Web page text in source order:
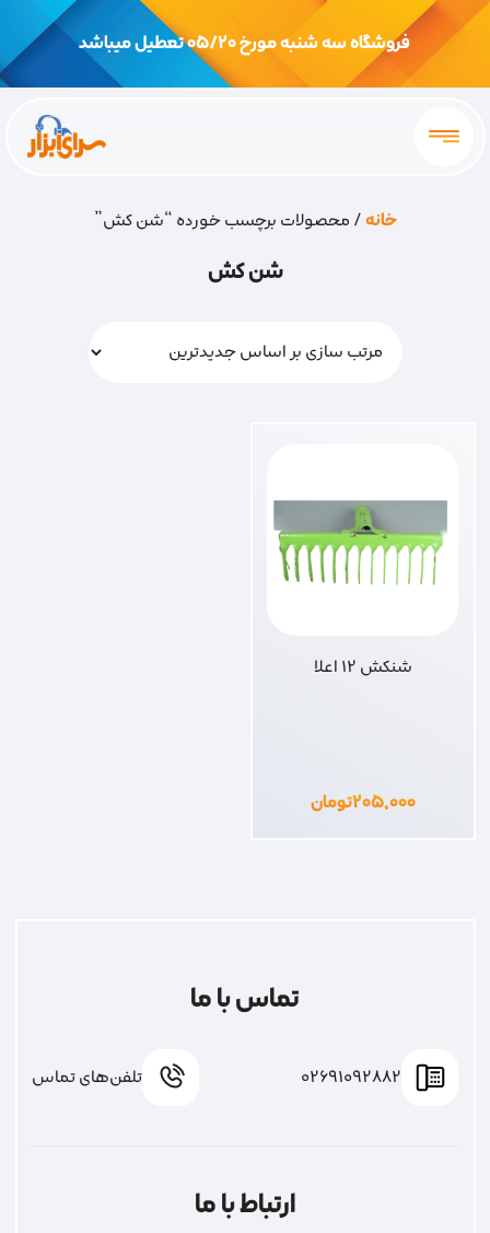
فروشگاه سه شنبه مورخ 05/20 تعطیل میباشد
خانه/ محصولات برچسب خورده “شن کش”
شن کش
شنکش 12 اعلا
۲۰۵,۰۰۰تومان
تماس با ما
02691092882 تلفن‌های تماس
ارتباط با ما